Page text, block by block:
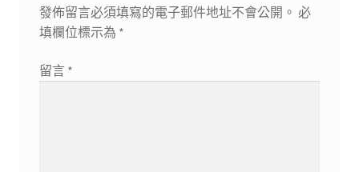
發佈留言必須填寫的電子郵件地址不會公開。 必
填欄位標示為 *
留言 *